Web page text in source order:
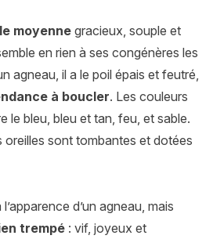
moyenne gracieux, souple et
en rien à ses congénères les
agneau, il a le poil épais et feutré,
à boucler. Les couleurs
le bleu, bleu et tan, feu, et sable.
oreilles sont tombantes et dotées
d’un agneau, mais
trempé : vif, joyeux et